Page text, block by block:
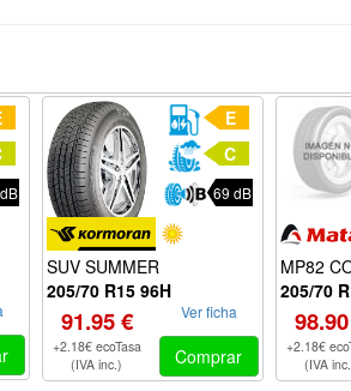
E
C
69 dB
SUV SUMMER
205/70 R15 96H
91.95 €
+2.18€ ecoTasa
(IVA inc.)
Ver ficha
Comprar
MP82
205/70
+2.18€
(IVA